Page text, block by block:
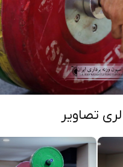
تصاویر